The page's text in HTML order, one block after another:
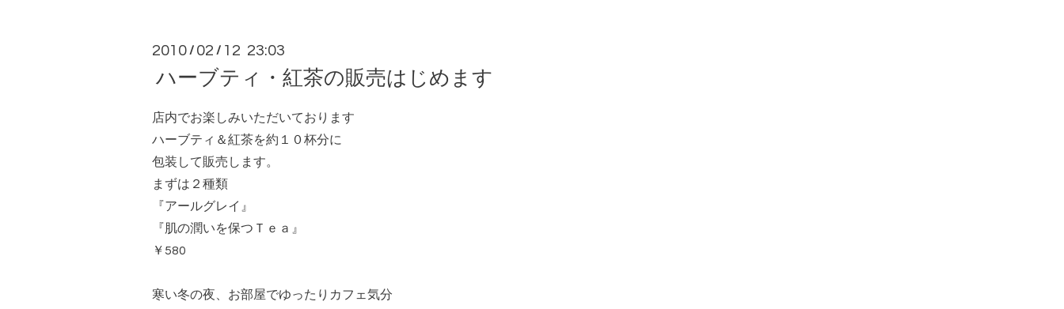
2010 / 02 / 12 23:03
ハーブティ・紅茶の販売はじめます
店内でお楽しみいただいております
ハーブティ＆紅茶を約１０杯分に
包装して販売します。
まずは２種類
『アールグレイ』
『肌の潤いを保つＴｅａ』
￥580
寒い冬の夜、お部屋でゆったりカフェ気分